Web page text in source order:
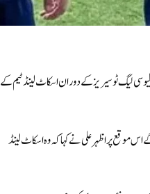
سی سی سی ڈبلیو سی لیگ ٹو سیریز کے دوران اسکاٹ لینڈ ٹیم کے
موقع پر اظہر علی نے کہا کہ وہ اسکاٹ لینڈ